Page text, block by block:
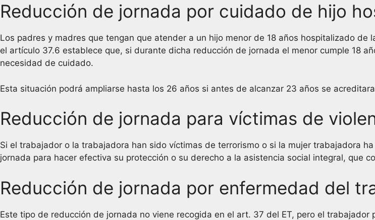
Reducción de jornada por cuidado de hijo
Los padres y madres que tengan que atender a un hijo menor de 18 años hospitalizado
el artículo 37.6 establece que, si durante dicha reducción de jornada el menor cumple 18
necesidad de cuidado.
Esta situación podrá ampliarse hasta los 26 años si antes de alcanzar 23 años se
Reducción de jornada para víctimas de
Si el trabajador o la trabajadora han sido víctimas de terrorismo o si la mujer trabajadora
jornada para hacer efectiva su protección o su derecho a la asistencia social integral, que
Reducción de jornada por enfermedad del
Este tipo de reducción de jornada no viene recogida en el art. 37 del ET, pero el